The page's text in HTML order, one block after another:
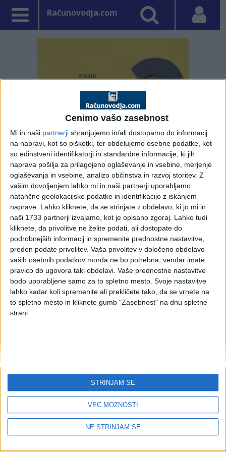
Cenimo vašo zasebnost
Mi in naši partnerji shranjujemo in/ali dostopamo do informacij
na napravi, kot so piškotki, ter obdelujemo osebne podatke, kot
so edinstveni identifikatorji in standardne informacije, ki jih
naprava pošilja za prilagojeno oglaševanje in vsebine, merjenje
oglaševanja in vsebine, analizo občinstva in razvoj storitev. Z
vašim dovoljenjem lahko mi in naši partnerji uporabljamo
natančne geolokacijske podatke in identifikacijo z iskanjem
naprave. Lahko kliknete, da se strinjate z obdelavo, ki jo mi in
naši 1733 partnerji izvajamo, kot je opisano zgoraj. Lahko tudi
kliknete, da privolitve ne želite podati, ali dostopate do
podrobnejših informacij in spremenite prednostne nastavitve,
preden podate privolitev. Vaša privolitev v določeno obdelavo
vaših osebnih podatkov morda ne bo potrebna, vendar imate
pravico do ugovora taki obdelavi. Vaše prednostne nastavitve
bodo uporabljene samo za to spletno mesto. Svoje nastavitve
lahko kadar koli spremenite ali prekličete tako, da se vrnete na
to spletno mesto in kliknete gumb "Zasebnost" na dnu spletne
strani.
VEČ MOŽNOSTI
NE STRINJAM SE
STRINJAM SE
Računovodja.com
PRVA STRANDDV - DAVEK NA DODANO VREDNOST
Vpisano: 21. junij 2021 ob 20:18
Predlog Pravilnika o
obveznostih glede davka
na dodano vrednost, ki
veljajo za opravljanje
storitev in prodajo blaga
Predlog Pravilnika o obveznostih glede davka na dodano
vrednost, ki veljajo za opravljanje storitev in prodajo blaga
na daljavo
Ključne besede: ddv davek na dodano vrednost